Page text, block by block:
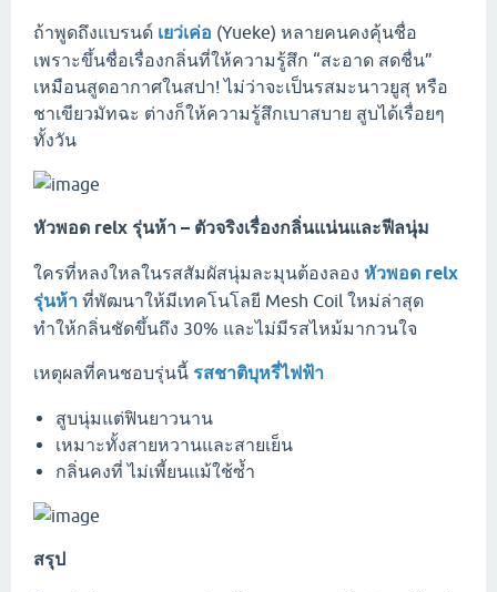
ถ้าพูดถึงแบรนด์ เยว่เค่อ (Yueke) หลายคนคงคุ้นชื่อ
เพราะขึ้นชื่อเรื่องกลิ่นที่ให้ความรู้สึก “สะอาด สดชื่น”
เหมือนสูดอากาศในสปา! ไม่ว่าจะเป็นรสมะนาวยูสุ หรือ
ชาเขียวมัทฉะ ต่างก็ให้ความรู้สึกเบาสบาย สูบได้เรื่อยๆ
ทั้งวัน
หัวพอด relx รุ่นห้า – ตัวจริงเรื่องกลิ่นแน่นและฟีลนุ่ม
ใครที่หลงใหลในรสสัมผัสนุ่มละมุนต้องลอง หัวพอด relx
รุ่นห้า ที่พัฒนาให้มีเทคโนโลยี Mesh Coil ใหม่ล่าสุด
ทำให้กลิ่นชัดขึ้นถึง 30% และไม่มีรสไหม้มากวนใจ
เหตุผลที่คนชอบรุ่นนี้ รสชาติบุหรี่ไฟฟ้า
สูบนุ่มแต่ฟินยาวนาน
เหมาะทั้งสายหวานและสายเย็น
กลิ่นคงที่ ไม่เพี้ยนแม้ใช้ซ้ำ
สรุป